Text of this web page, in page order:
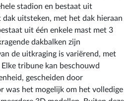
stadion en bestaat uit
dak uitsteken, met het dak hieraan
uit één enkele mast met 3
dakbalken zijn
de uitkraging is variërend, met
tribune kan beschouwd
gescheiden door
was het mogelijk om het volledige